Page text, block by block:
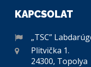
KAPCSOLAT
„TSC”
Plitvička 1.
24300, Topolya